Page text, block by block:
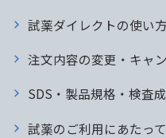
試薬ダイレクトの使い
注文内容の変更・キャ
SDS・製品規格・検査
試薬のご利用にあたっ